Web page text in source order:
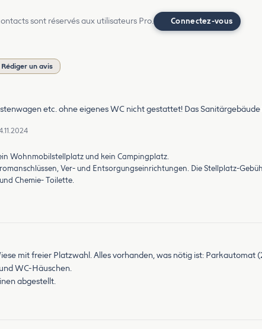
sont réservés aux utilisateurs Pro. Connectez-vous
Rédiger un avis
etc. ohne eigenes WC nicht gestattet! Das
Wohnmobilstellplatz und kein Campingplatz.
Ver- und Entsorgungseinrichtungen. Die Stellplatz-
Chemie- Toilette.
mit freier Platzwahl. Alles vorhanden, was nötig ist: Parkautomat
WC-Häuschen.
abgestellt.